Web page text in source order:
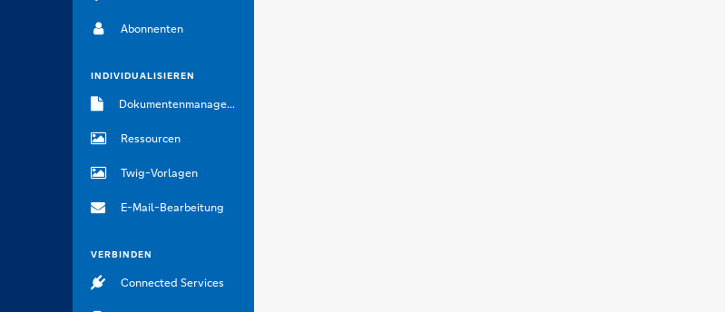
Abonnenten
INDIVIDUALISIEREN
Dokumentenmanagement
Ressourcen
Twig-Vorlagen
E-Mail-Bearbeitung
VERBINDEN
Connected Services